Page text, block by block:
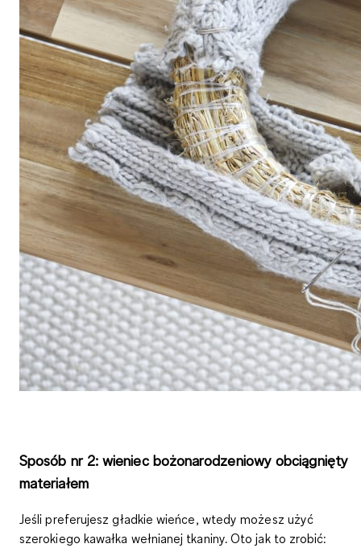
Sposób nr 2: wieniec bożonarodzeniowy obciągnięty
materiałem
Jeśli preferujesz gładkie wieńce, wtedy możesz użyć
szerokiego kawałka wełnianej tkaniny. Oto jak to zrobić: